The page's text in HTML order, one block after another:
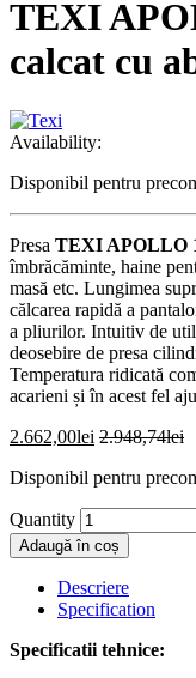
TEXI
calcat cu
Availability:
Disponibil pentru
Presa TEXI APOLLO
îmbrăcăminte, haine
masă etc. Lungimea
călcarea rapidă a
a pliurilor. Intuitiv de
deosebire de presa
Temperatura ridicată
acarieni și în acest fel
2.662,00lei 2.948,74lei
Disponibil pentru
Quantity
Adaugă în coș
Descriere
Specification
Specificatii tehnice: